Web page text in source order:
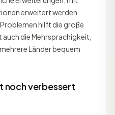
erweitert werden
hilft die große
die Mehrsprachigkeit,
Länder bequem
noch verbessert